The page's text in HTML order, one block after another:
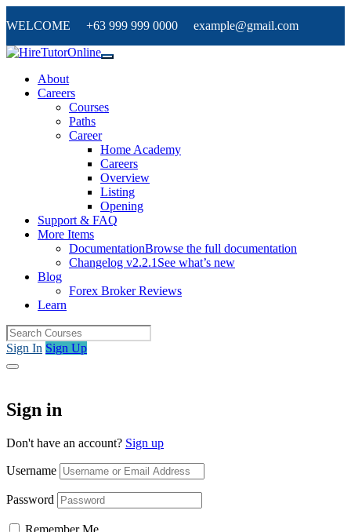
WELCOME +63 999 999 0000 example@gmail.com
About
Careers
Courses
Paths
Career
Home Academy
Careers
Overview
Listing
Opening
Support & FAQ
More Items
DocumentationBrowse the full documentation
Changelog v2.2.1 See what’s new
Blog
Forex Broker Reviews
Learn
Sign In Sign Up
Sign in
Don't have an account? Sign up
Username
Password
Remember Me